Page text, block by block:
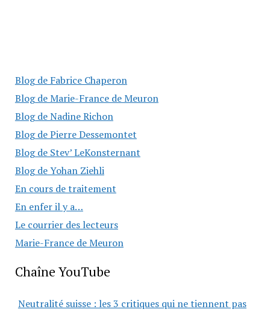
Blog de Fabrice Chaperon
Blog de Marie-France de Meuron
Blog de Nadine Richon
Blog de Pierre Dessemontet
Blog de Stev’ LeKonsternant
Blog de Yohan Ziehli
En cours de traitement
En enfer il y a…
Le courrier des lecteurs
Marie-France de Meuron
Chaîne YouTube
Neutralité suisse : les 3 critiques qui ne tiennent pas